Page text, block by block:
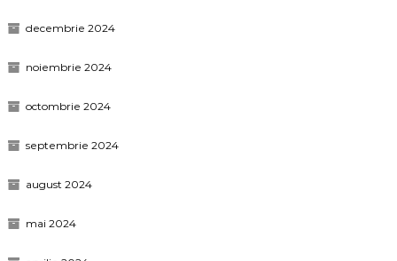
decembrie 2024
noiembrie 2024
octombrie 2024
septembrie 2024
august 2024
mai 2024